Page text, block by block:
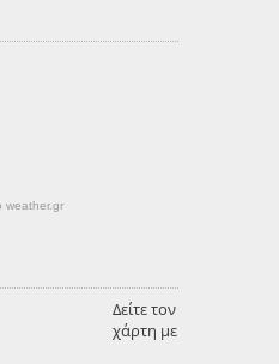
weather.gr
Δείτε τον
χάρτη με